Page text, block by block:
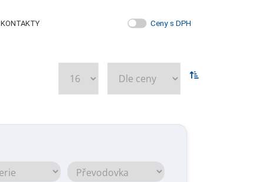
KONTAKTY Ceny s DPH